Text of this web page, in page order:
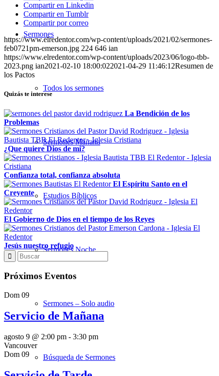
Sermones
Todos los sermones
Sermones Mañana
Estudios Bíblicos
Sermones Noche
Sermones – Solo audio
Búsqueda de Sermones
Compartir en Linkedin
Compartir en Tumblr
Compartir por correo
https://www.elredentor.com/wp-content/uploads/2021/02/sermones-
feb0721pm-emerson.jpg 224 646 ian
https://www.elredentor.com/wp-content/uploads/2023/06/logo-tbb-
2023.png ian2021-02-10 18:00:022021-04-29 11:46:12Resumen de
los Pactos
Quizás te interese
La Bendición de los
Problemas
¿Que quiere Dios de mi?
Confianza total, confianza absoluta
El Espíritu Santo en el
Creyente
El Gobierno de Dios en el tiempo de los Reyes
Jesús nuestro refugio
Próximos Eventos
Dom 09
Servicio de Mañana
agosto 9 @ 2:00 pm - 3:30 pm
Vancouver
Dom 09